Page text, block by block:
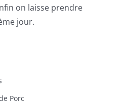
on laisse prendre
jour.
Porc